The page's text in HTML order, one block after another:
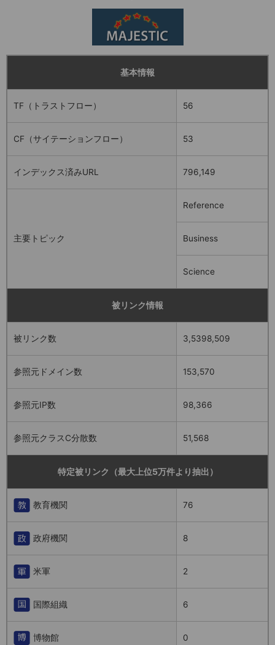
基本情報
TF（トラストフロー） 56
CF（サイテーションフロー） 53
インデックス済みURL 796,149
主要トピック
Reference
Business
Science
被リンク情報
被リンク数 3,5398,509
参照元ドメイン数 153,570
参照元IP数 98,366
参照元クラスC分散数 51,568
特定被リンク（最大上位5万件より抽出）
教育機関 76
政府機関 8
米軍 2
国際組織 6
博物館 0